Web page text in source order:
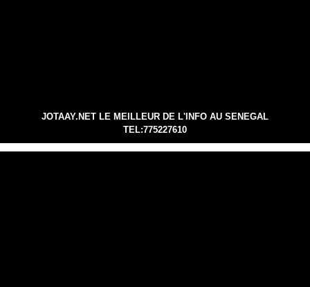
JOTAAY.NET LE MEILLEUR DE L'INFO AU SENEGAL
TEL:775227610